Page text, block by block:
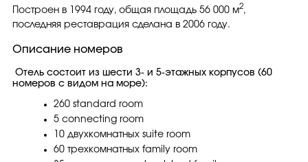
Построен в 1994 году, общая площадь 56 000 м2,
последняя реставрация сделана в 2006 году.
Описание номеров
Отель состоит из шести 3- и 5-этажных корпусов (60
номеров с видом на море):
260 standard room
5 connecting room
10 двухкомнатных suite room
60 трехкомнатных family room